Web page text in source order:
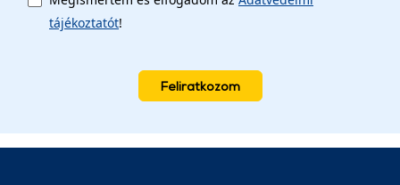
tájékoztatót!
Feliratkozom